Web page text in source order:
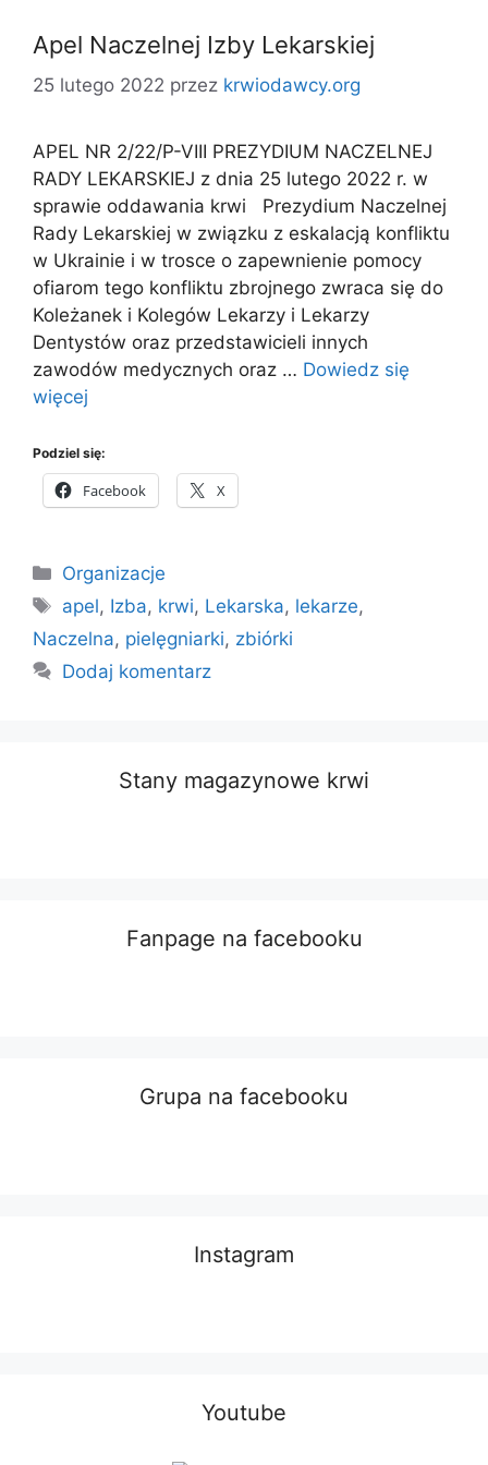
Apel Naczelnej Izby Lekarskiej
25 lutego 2022 przez krwiodawcy.org
APEL NR 2/22/P-VIII PREZYDIUM NACZELNEJ
RADY LEKARSKIEJ z dnia 25 lutego 2022 r. w
sprawie oddawania krwi Prezydium Naczelnej
Rady Lekarskiej w związku z eskalacją konfliktu
w Ukrainie i w trosce o zapewnienie pomocy
ofiarom tego konfliktu zbrojnego zwraca się do
Koleżanek i Kolegów Lekarzy i Lekarzy
Dentystów oraz przedstawicieli innych
zawodów medycznych oraz … Dowiedz się
więcej
Podziel się:
Facebook X
Kategorie
Organizacje
Tagi
apel, Izba, krwi, Lekarska, lekarze,
Naczelna, pielęgniarki, zbiórki
Dodaj komentarz
Stany magazynowe krwi
Fanpage na facebooku
Grupa na facebooku
Instagram
Youtube